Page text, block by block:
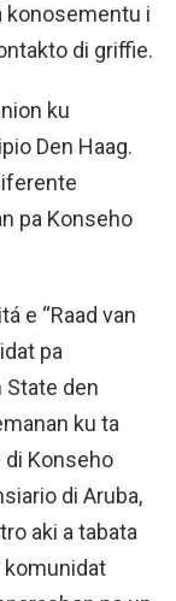
konosementu i
di griffie.
ku
Den Haag.
pa Konseho
e “Raad van
pa
State den
ku ta
di Konseho
di Aruba,
aki a tabata
komunidat